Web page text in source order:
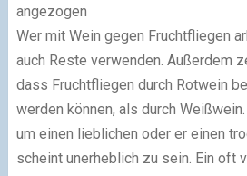
angezogen
Wer mit Wein gegen Fruchtfliegen
auch Reste verwenden. Außerdem
dass Fruchtfliegen durch Rotwein
werden können, als durch
um einen lieblichen oder er einen
scheint unerheblich zu sein. Ein oft